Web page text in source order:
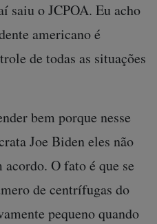
saiu o JCPOA. Eu acho
americano é
de todas as situações
bem porque nesse
Joe Biden eles não
O fato é que se
de centrífugas do
pequeno quando